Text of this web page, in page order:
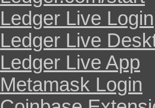
Ledger Live Login
Ledger Live
Ledger Live App
Metamask Login